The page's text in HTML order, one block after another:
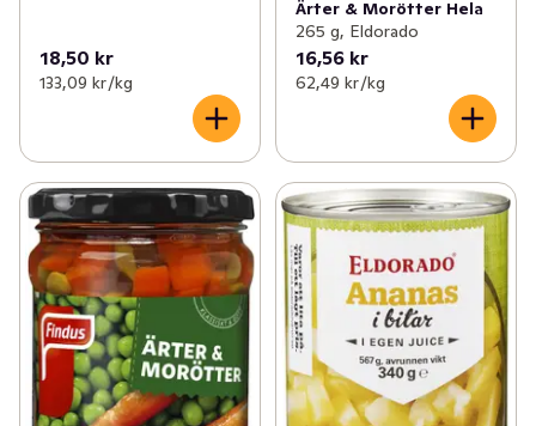
18,50 kr
133,09 kr /kg
Ärter & Morötter Hela
265 g, Eldorado
16,56 kr
62,49 kr /kg